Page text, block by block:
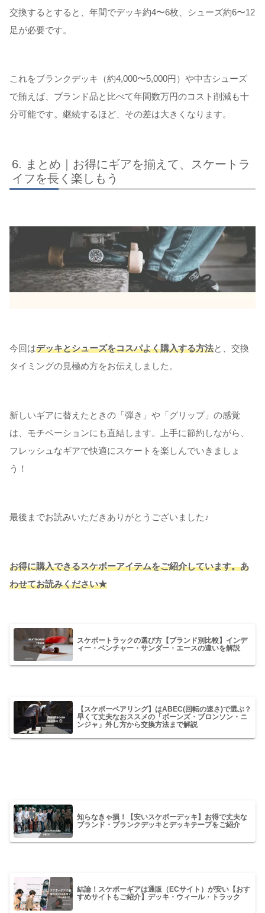
交換するとすると、年間でデッキ約4〜6枚、シューズ約6〜12
足が必要です。
これをブランクデッキ（約4,000〜5,000円）や中古シューズ
で賄えば、ブランド品と比べて年間数万円のコスト削減も十
分可能です。継続するほど、その差は大きくなります。
まとめ｜お得にギアを揃えて、スケートラ
イフを長く楽しもう
今回はデッキとシューズをコスパよく購入する方法と、交換
タイミングの見極め方をお伝えしました。
新しいギアに替えたときの「弾き」や「グリップ」の感覚
は、モチベーションにも直結します。上手に節約しながら、
フレッシュなギアで快適にスケートを楽しんでいきましょ
う！
最後までお読みいただきありがとうございました♪
お得に購入できるスケボーアイテムをご紹介しています。あ
わせてお読みください★
スケボートラックの選び方【ブランド別比較】インデ
ィー・ベンチャー・サンダー・エースの違いを解説
【スケボーベアリング】はABEC(回転の速さ)で選ぶ？
早くて丈夫なおススメの「ボーンズ・ブロンソン・ニ
ンジャ」外し方から交換方法まで解説
知らなきゃ損！【安いスケボーデッキ】お得で丈夫な
ブランド・ブランクデッキとデッキテープをご紹介
結論！スケボーギアは通販（ECサイト）が安い【おす
すめサイトもご紹介】デッキ・ウィール・トラック